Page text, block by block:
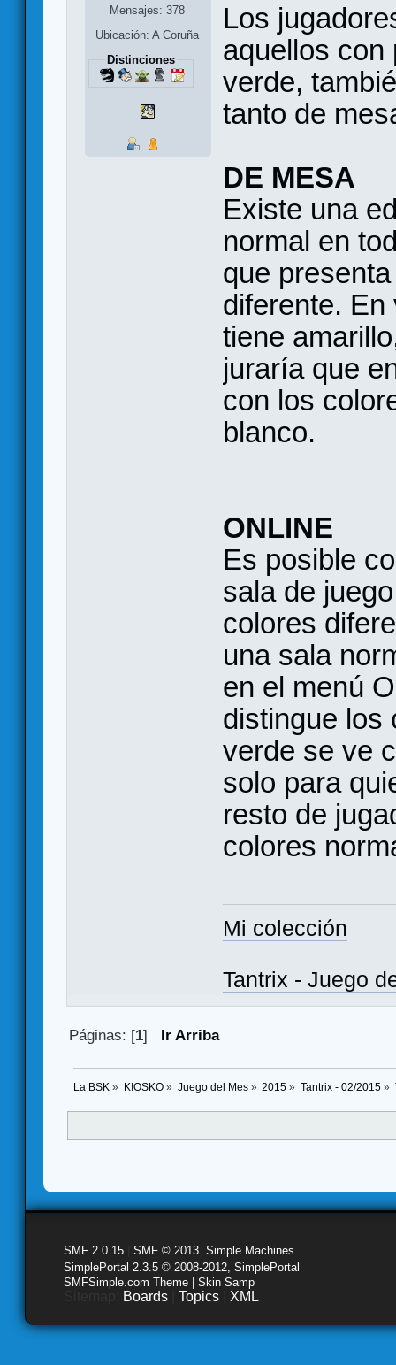
Mensajes: 378
Ubicación: A Coruña
Distinciones
Los
aquellos con
verde,
tanto de
DE MESA
Existe una
normal en
que
diferente.
tiene
juraría que
con los
blanco.
ONLINE
Es posible
sala de
colores
una sala
en el menú
distingue los
verde se ve
solo para
resto de
colores
Mi colección
Tantrix - Juego
Páginas: [1] Ir Arriba
La BSK » KIOSKO» Juego del Mes» 2015 » Tantrix - 02/2015 »
SMF 2.0.15 SMF © 2013 Simple Machines
SimplePortal 2.3.5 © 2008-2012, SimplePortal
SMFSimple.com Theme | Skin Samp
Boards Topics XML